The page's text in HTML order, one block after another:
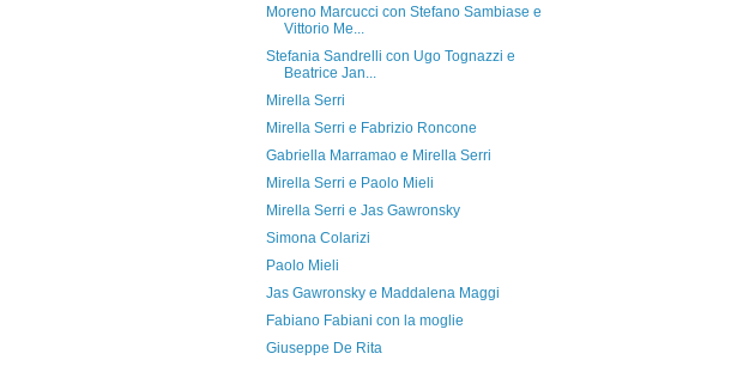
Moreno Marcucci con Stefano Sambiase e
Vittorio Me...
Stefania Sandrelli con Ugo Tognazzi e
Beatrice Jan...
Mirella Serri
Mirella Serri e Fabrizio Roncone
Gabriella Marramao e Mirella Serri
Mirella Serri e Paolo Mieli
Mirella Serri e Jas Gawronsky
Simona Colarizi
Paolo Mieli
Jas Gawronsky e Maddalena Maggi
Fabiano Fabiani con la moglie
Giuseppe De Rita